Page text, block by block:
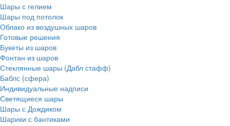
Шары с гелием
Шары под потолок
Облако из воздушных шаров
Готовые решения
Букеты из шаров
Фонтан из шаров
Стеклянные шары (Дабл стафф)
Баблс (сфера)
Индивидуальные надписи
Светящиеся шары
Шары с Дождиком
Шарики с бантиками